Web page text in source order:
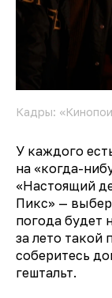
Кадры:
У каждого
на «когда-
«Настоящий
Пикс» —
погода будет
за лето такой
соберитесь
гештальт.